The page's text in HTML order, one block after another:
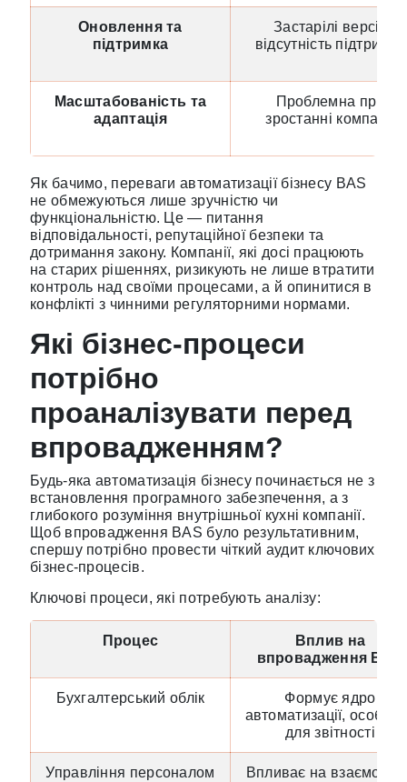
Оновлення та
підтримка
Застарілі версії,
відсутність підтримки
Масштабованість та
адаптація
Проблемна при
зростанні компанії
Як бачимо, переваги автоматизації бізнесу BAS
не обмежуються лише зручністю чи
функціональністю. Це — питання
відповідальності, репутаційної безпеки та
дотримання закону. Компанії, які досі працюють
на старих рішеннях, ризикують не лише втратити
контроль над своїми процесами, а й опинитися в
конфлікті з чинними регуляторними нормами.
Які бізнес-процеси
потрібно
проаналізувати перед
впровадженням?
Будь-яка автоматизація бізнесу починається не з
встановлення програмного забезпечення, а з
глибокого розуміння внутрішньої кухні компанії.
Щоб впровадження BAS було результативним,
спершу потрібно провести чіткий аудит ключових
бізнес-процесів.
Ключові процеси, які потребують аналізу:
Процес
Вплив на
впровадження BAS
Бухгалтерський облік
Формує ядро
автоматизації,
для звітності
Управління персоналом Впливає на взаємодію